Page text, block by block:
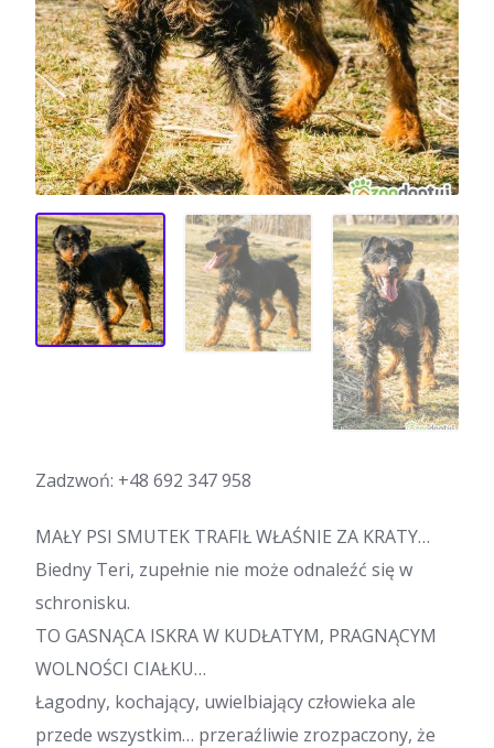
Zadzwoń: +48 692 347 958
MAŁY PSI SMUTEK TRAFIŁ WŁAŚNIE ZA KRATY…
Biedny Teri, zupełnie nie może odnaleźć się w
schronisku.
TO GASNĄCA ISKRA W KUDŁATYM, PRAGNĄCYM
WOLNOŚCI CIAŁKU…
Łagodny, kochający, uwielbiający człowieka ale
przede wszystkim… przeraźliwie zrozpaczony, że